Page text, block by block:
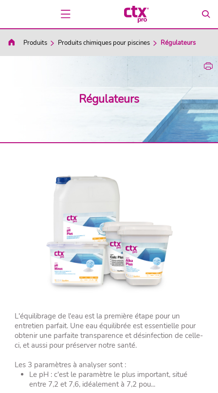
Produits Produits chimiques pour piscines Régulateurs
Régulateurs
L'équilibrage de l'eau est la première étape pour un
entretien parfait. Une eau équilibrée est essentielle pour
obtenir une parfaite transparence et désinfection de celle-
ci, et aussi pour préserver notre santé.
Les 3 paramètres à analyser sont :
Le pH : c'est le paramètre le plus important, situé
entre 7,2 et 7,6, idéalement à 7,2 pou...